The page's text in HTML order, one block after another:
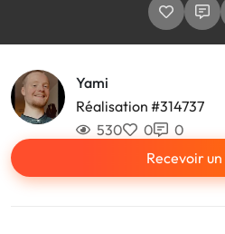
Yami
Réalisation #314737
530
0
0
Recevoir